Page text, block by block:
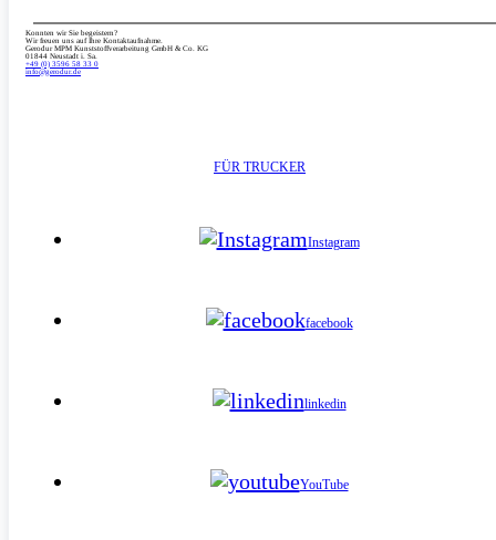
Konnten wir Sie begeistern?
Wir freuen uns auf Ihre Kontaktaufnahme.
Gerodur MPM Kunststoffverarbeitung GmbH & Co. KG
01844 Neustadt i. Sa.
+49 (0) 3596 58 33 0
info­@gerodur.de
FÜR TRUCKER
Instagram
facebook
linkedin
YouTube